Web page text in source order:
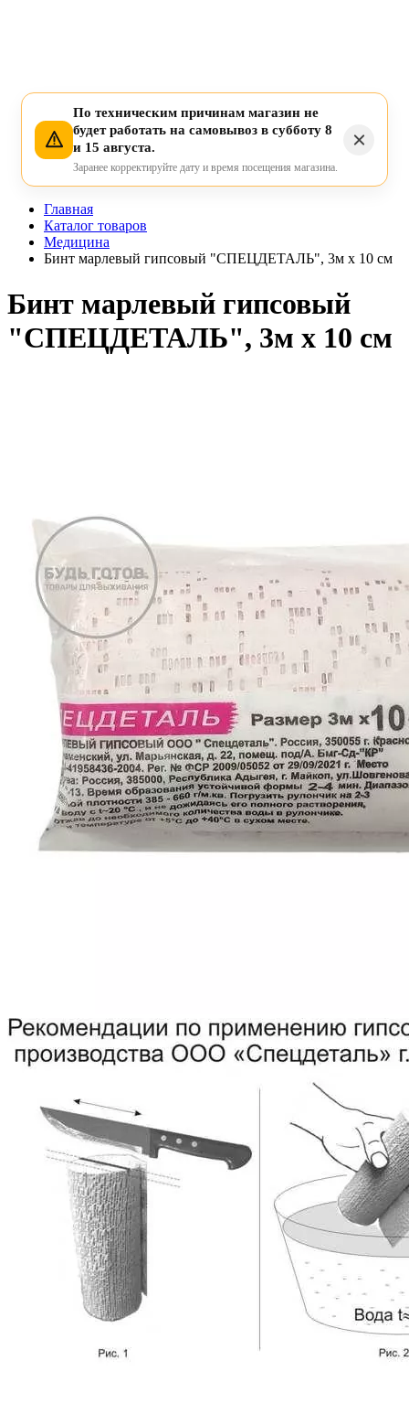
По техническим причинам магазин не
будет работать на самовывоз в субботу 8
и 15 августа.
Заранее корректируйте дату и время посещения магазина.
Главная
Каталог товаров
Медицина
Бинт марлевый гипсовый "СПЕЦДЕТАЛЬ", 3м х 10 см
Бинт марлевый гипсовый
"СПЕЦДЕТАЛЬ", 3м х 10 см